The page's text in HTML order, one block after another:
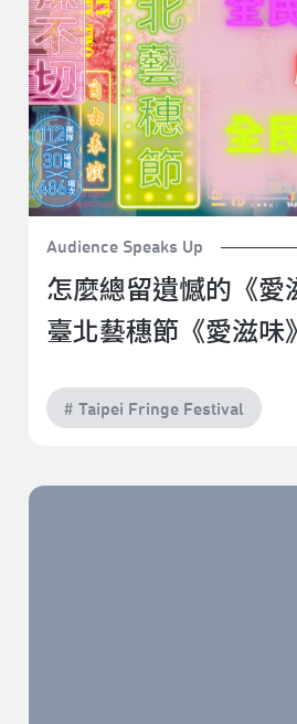
Audience Speaks Up
怎麼總留遺憾的《愛
臺北藝穗節《愛滋味》
# Taipei Fringe Festival
這個演出的威力實在是太巨大了｜